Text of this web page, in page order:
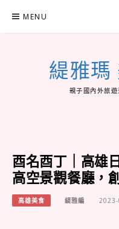
MENU
緹雅瑪
親子國內外旅
酉名酉丁｜高雄
高空景觀餐廳，
高雄美食 緹雅編